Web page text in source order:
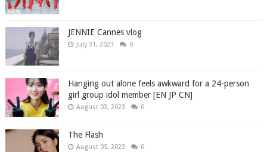
JENNIE Cannes vlog
July 31, 2023 0
Hanging out alone feels awkward for a 24-person
girl group idol member [EN JP CN]
August 03, 2023 0
The Flash
August 05, 2023 0